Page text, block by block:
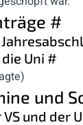
#
Uni #
und
VS und der